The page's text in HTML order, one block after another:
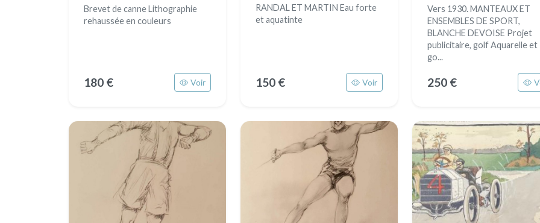
Brevet de canne Lithographie
rehaussée en couleurs
180 € Voir
RANDAL ET MARTIN Eau forte
et aquatinte
150 € Voir
Vers 1930. MANTEAUX ET
ENSEMBLES DE SPORT,
BLANCHE DEVOISE Projet
publicitaire, golf Aquarelle et
go...
250 €